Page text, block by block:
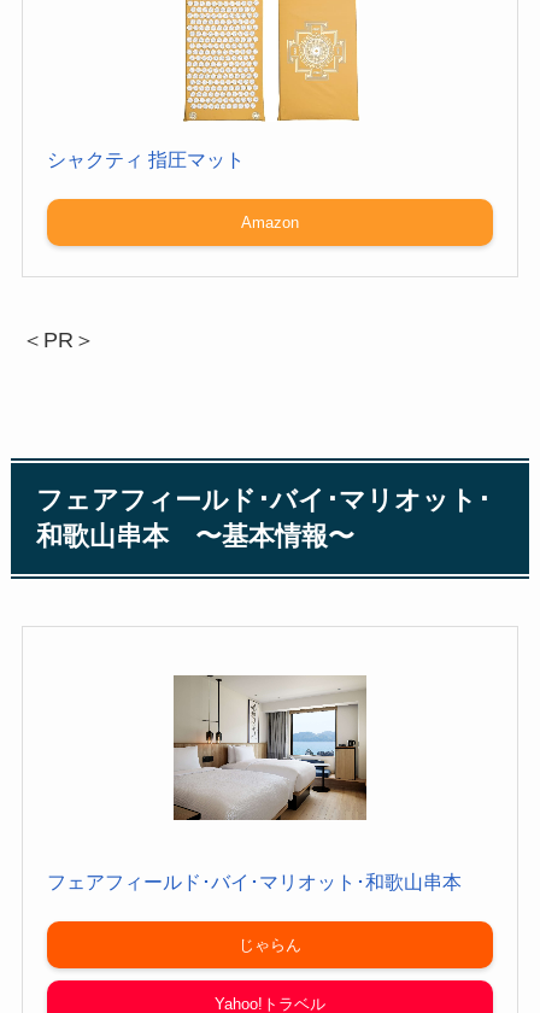
シャクティ 指圧マット
Amazon
＜PR＞
フェアフィールド･バイ･マリオット･
和歌山串本 〜基本情報〜
フェアフィールド･バイ･マリオット･和歌山串本
じゃらん
Yahoo!トラベル